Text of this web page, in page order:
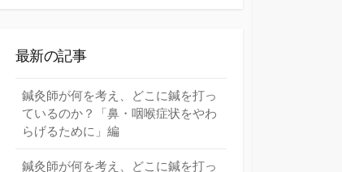
最新の記事
鍼灸師が何を考え、どこに鍼を打っ
ているのか？「鼻・咽喉症状をやわ
らげるために」編
鍼灸師が何を考え、どこに鍼を打っ